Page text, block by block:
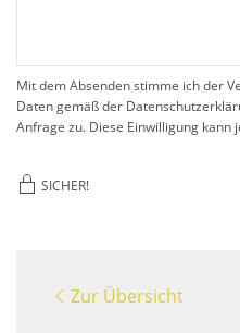
Mit dem Absenden stimme ich der
Daten gemäß der
Anfrage zu. Diese Einwilligung
SICHER!
Zur Übersicht